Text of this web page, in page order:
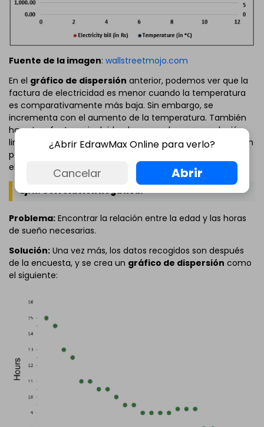
Fuente de la imagen: wallstreetmojo.com
En el gráfico de dispersión anterior, podemos ver que la
factura de electricidad es menor cuando la temperatura
es comparativamente más baja. Sin embargo, se
incrementa con el aumento de la temperatura. También
hay otros factores incluidos, lo que no hace una relación
lineal. Aun así, podemos deducir que existe una correlación
positiva entre el aumento de la temperatura y la factura
eléctrica.
Ej. II: Correlación negativa:
Problema: Encontrar la relación entre la edad y las horas
de sueño necesarias.
Solución: Una vez más, los datos recogidos son después
de la encuesta, y se crea un gráfico de dispersión como
el siguiente:
¿Abrir EdrawMax Online para verlo?
Cancelar Abrir